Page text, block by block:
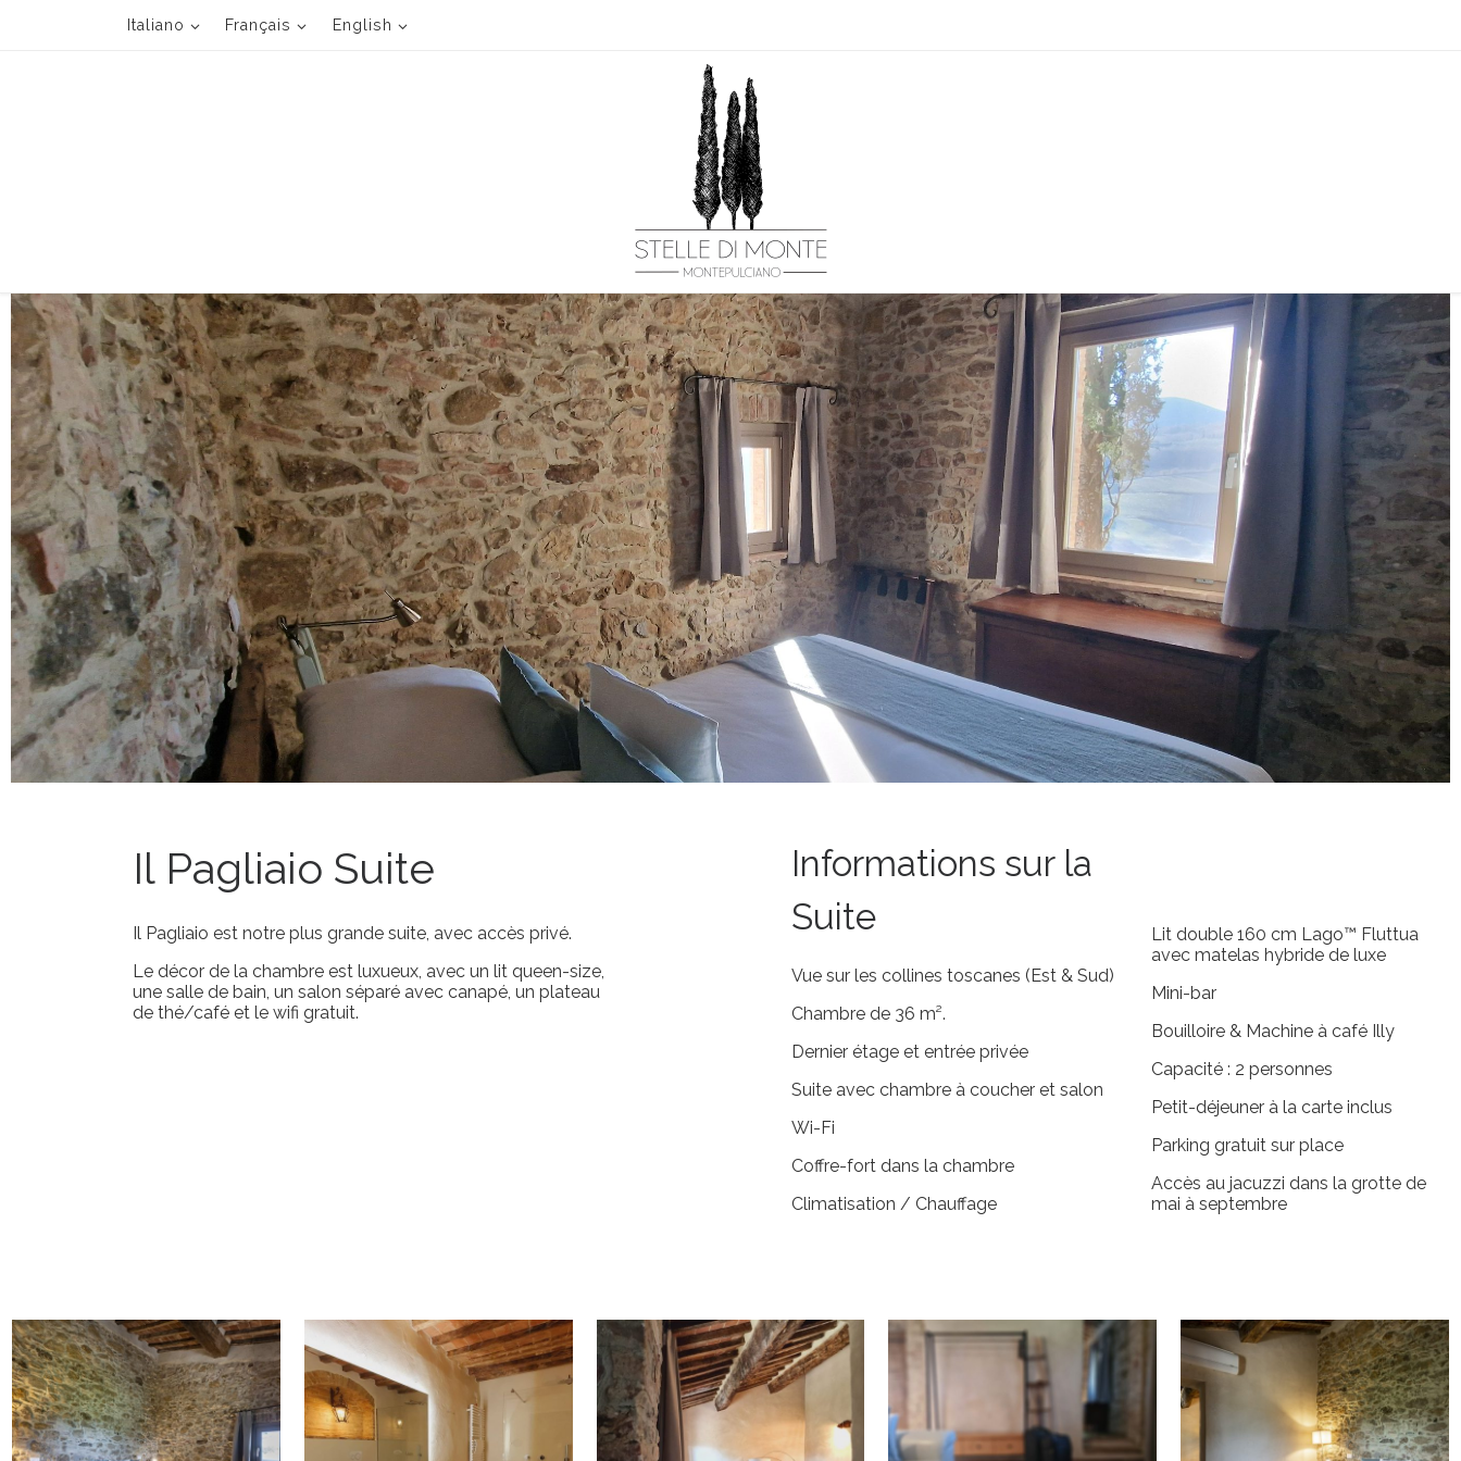
Passa al contenuto
Italiano Français English
Il Pagliaio Suite
Il Pagliaio est notre plus grande suite, avec accès privé.
Le décor de la chambre est luxueux, avec un lit queen-size,
une salle de bain, un salon séparé avec canapé, un plateau
de thé/café et le wifi gratuit.
Informations sur la
Suite
Vue sur les collines toscanes (Est & Sud)
Chambre de 36 m².
Dernier étage et entrée privée
Suite avec chambre à coucher et salon
Wi-Fi
Coffre-fort dans la chambre
Climatisation / Chauffage
Lit double 160 cm Lago™ Fluttua
avec matelas hybride de luxe
Mini-bar
Bouilloire & Machine à café Illy
Capacité : 2 personnes
Petit-déjeuner à la carte inclus
Parking gratuit sur place
Accès au jacuzzi dans la grotte de
mai à septembre